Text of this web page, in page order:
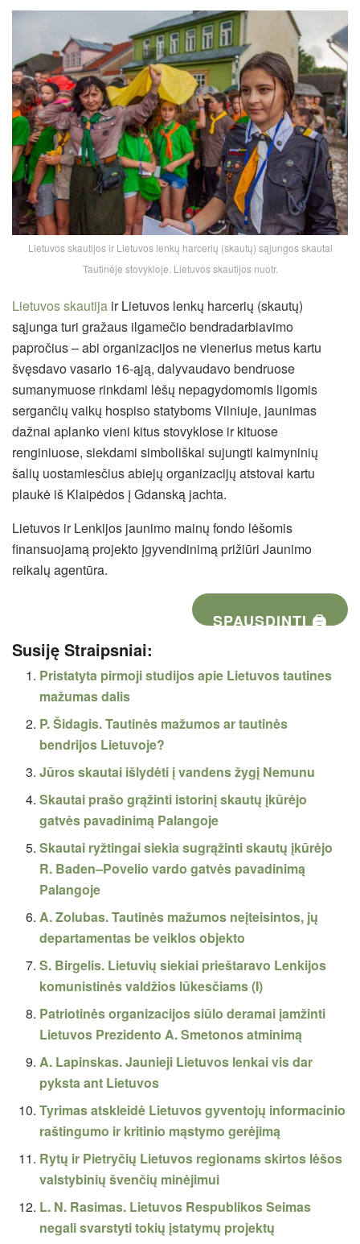
Lietuvos skautijos ir Lietuvos lenkų harcerių (skautų) sąjungos skautai
Tautinėje stovykloje. Lietuvos skautijos nuotr.
Lietuvos skautija ir Lietuvos lenkų harcerių (skautų)
sąjunga turi gražaus ilgamečio bendradarbiavimo
papročius – abi organizacijos ne vienerius metus kartu
švęsdavo vasario 16-ąją, dalyvaudavo bendruose
sumanymuose rinkdami lėšų nepagydomomis ligomis
sergančių vaikų hospiso statyboms Vilniuje, jaunimas
dažnai aplanko vieni kitus stovyklose ir kituose
renginiuose, siekdami simboliškai sujungti kaimyninių
šalių uostamiesčius abiejų organizacijų atstovai kartu
plaukė iš Klaipėdos į Gdanską jachta.
Lietuvos ir Lenkijos jaunimo mainų fondo lėšomis
finansuojamą projekto įgyvendinimą prižiūri Jaunimo
reikalų agentūra.
SPAUSDINTI 🖨
Susiję Straipsniai:
Pristatyta pirmoji studijos apie Lietuvos tautines
mažumas dalis
P. Šidagis. Tautinės mažumos ar tautinės
bendrijos Lietuvoje?
Jūros skautai išlydėti į vandens žygį Nemunu
Skautai prašo grąžinti istorinį skautų įkūrėjo
gatvės pavadinimą Palangoje
Skautai ryžtingai siekia sugrąžinti skautų įkūrėjo
R. Baden–Povelio vardo gatvės pavadinimą
Palangoje
A. Zolubas. Tautinės mažumos neįteisintos, jų
departamentas be veiklos objekto
S. Birgelis. Lietuvių siekiai prieštaravo Lenkijos
komunistinės valdžios lūkesčiams (I)
Patriotinės organizacijos siūlo deramai įamžinti
Lietuvos Prezidento A. Smetonos atminimą
A. Lapinskas. Jaunieji Lietuvos lenkai vis dar
pyksta ant Lietuvos
Tyrimas atskleidė Lietuvos gyventojų informacinio
raštingumo ir kritinio mąstymo gerėjimą
Rytų ir Pietryčių Lietuvos regionams skirtos lėšos
valstybinių švenčių minėjimui
L. N. Rasimas. Lietuvos Respublikos Seimas
negali svarstyti tokių įstatymų projektų